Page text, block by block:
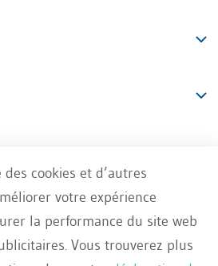
cookies et d’autres
votre expérience
la performance du site web
Vous trouverez plus